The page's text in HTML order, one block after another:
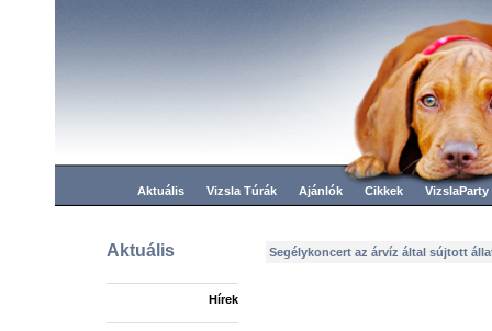
Aktuális Vizsla Túrák Ajánlók Cikkek VizslaParty
Aktuális
Hírek
Segélykoncert az árvíz által sújtott